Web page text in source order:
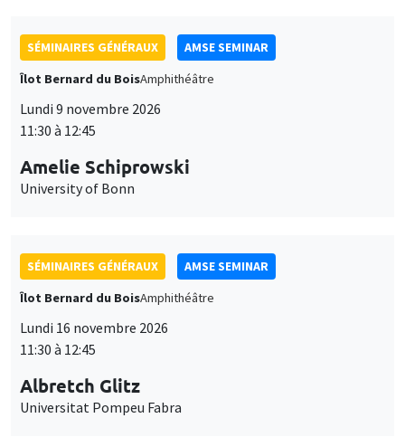
SÉMINAIRES GÉNÉRAUX
AMSE SEMINAR
Îlot Bernard du BoisAmphithéâtre
Lundi 9 novembre 2026
11:30 à 12:45
Amelie Schiprowski
University of Bonn
SÉMINAIRES GÉNÉRAUX
AMSE SEMINAR
Îlot Bernard du BoisAmphithéâtre
Lundi 16 novembre 2026
11:30 à 12:45
Albretch Glitz
Universitat Pompeu Fabra